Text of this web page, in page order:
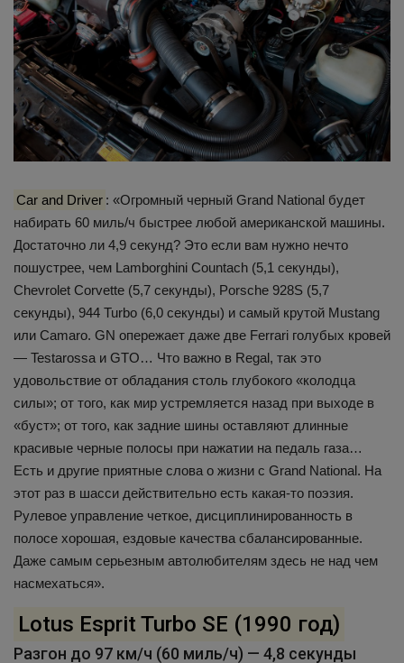
Car and Driver : «Огромный черный Grand National будет
набирать 60 миль/ч быстрее любой американской машины.
Достаточно ли 4,9 секунд? Это если вам нужно нечто
пошустрее, чем Lamborghini Countach (5,1 секунды),
Chevrolet Corvette (5,7 секунды), Porsche 928S (5,7
секунды), 944 Turbo (6,0 секунды) и самый крутой Mustang
или Camaro. GN опережает даже две Ferrari голубых кровей
— Testarossa и GTO… Что важно в Regal, так это
удовольствие от обладания столь глубокого «колодца
силы»; от того, как мир устремляется назад при выходе в
«буст»; от того, как задние шины оставляют длинные
красивые черные полосы при нажатии на педаль газа…
Есть и другие приятные слова о жизни с Grand National. На
этот раз в шасси действительно есть какая-то поэзия.
Рулевое управление четкое, дисциплинированность в
полосе хорошая, ездовые качества сбалансированные.
Даже самым серьезным автолюбителям здесь не над чем
насмехаться».
Lotus Esprit Turbo SE (1990 год)
Разгон до 97 км/ч (60 миль/ч) — 4,8 секунды